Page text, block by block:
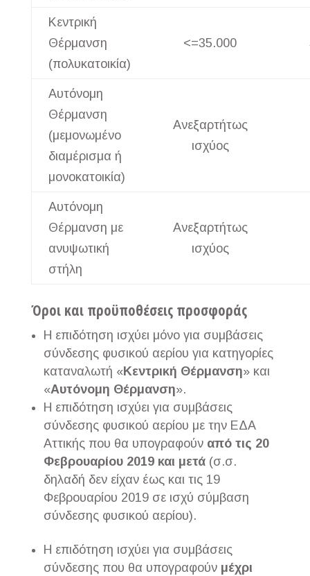
Κεντρική
Θέρμανση
(πολυκατοικία)
<=35.000
Αυτόνομη
Θέρμανση
(μεμονωμένο
διαμέρισμα ή
μονοκατοικία)
Ανεξαρτήτως
ισχύος
Αυτόνομη
Θέρμανση με
ανυψωτική
στήλη
Ανεξαρτήτως
ισχύος
Όροι και προϋποθέσεις προσφοράς
Η επιδότηση ισχύει μόνο για συμβάσεις
σύνδεσης φυσικού αερίου για κατηγορίες
καταναλωτή «Κεντρική Θέρμανση» και
«Αυτόνομη Θέρμανση».
Η επιδότηση ισχύει για συμβάσεις
σύνδεσης φυσικού αερίου με την ΕΔΑ
Αττικής που θα υπογραφούν από τις 20
Φεβρουαρίου 2019 και μετά(σ.σ.
δηλαδή δεν είχαν έως και τις 19
Φεβρουαρίου 2019 σε ισχύ σύμβαση
σύνδεσης φυσικού αερίου).
Η επιδότηση ισχύει για συμβάσεις
σύνδεσης που θα υπογραφούν μέχρι